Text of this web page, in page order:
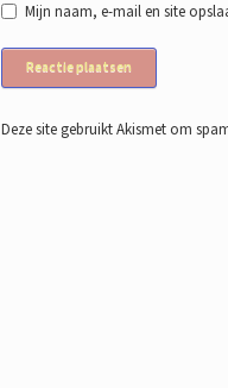
Mijn naam, e-mail en site
Deze site gebruikt Akismet om